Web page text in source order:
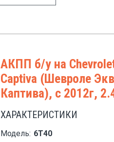
АКПП б/у на
Captiva (Шевроле
Каптива), с 2012г,
ХАРАКТЕРИСТИКИ
Модель: 6T40